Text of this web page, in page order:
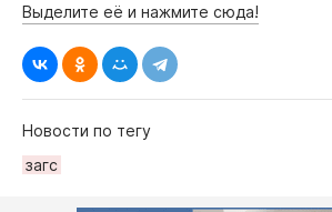
Выделите её и нажмите сюда!
Новости по тегу
загс